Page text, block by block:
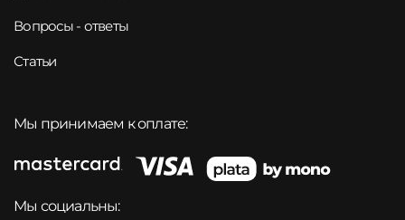
Вопросы - ответы
Статьи
Мы принимаем к оплате:
Мы социальны: